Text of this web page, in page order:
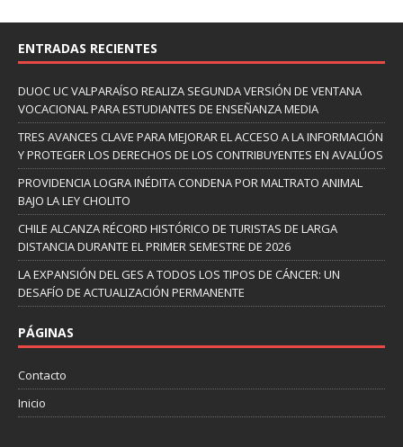
ENTRADAS RECIENTES
DUOC UC VALPARAÍSO REALIZA SEGUNDA VERSIÓN DE VENTANA
VOCACIONAL PARA ESTUDIANTES DE ENSEÑANZA MEDIA
TRES AVANCES CLAVE PARA MEJORAR EL ACCESO A LA INFORMACIÓN
Y PROTEGER LOS DERECHOS DE LOS CONTRIBUYENTES EN AVALÚOS
PROVIDENCIA LOGRA INÉDITA CONDENA POR MALTRATO ANIMAL
BAJO LA LEY CHOLITO
CHILE ALCANZA RÉCORD HISTÓRICO DE TURISTAS DE LARGA
DISTANCIA DURANTE EL PRIMER SEMESTRE DE 2026
LA EXPANSIÓN DEL GES A TODOS LOS TIPOS DE CÁNCER: UN
DESAFÍO DE ACTUALIZACIÓN PERMANENTE
PÁGINAS
Contacto
Inicio